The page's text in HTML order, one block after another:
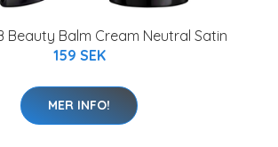
Beauty Balm Cream Neutral Satin
159 SEK
MER INFO!